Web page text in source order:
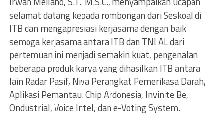
selamat datang kepada rombongan dari Seskoal di
ITB dan mengapresiasi kerjasama dengan baik
semoga kerjasama antara ITB dan TNI AL dari
pertemuan ini menjadi semakin kuat, pengenalan
beberapa produk karya yang dihasilkan ITB antara
lain Radar Pasif, Niva Perangkat Pemerikasa Darah,
Aplikasi Pemantau, Chip Ardonesia, Invinite Be,
Ondustrial, Voice Intel, dan e-Voting System.